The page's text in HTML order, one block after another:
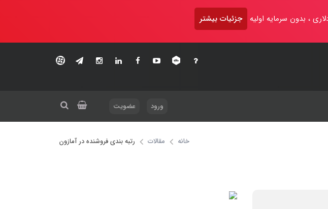
، بدون سرمایه اولیه جزئیات بیشتر
ورود عضویت
خانه مقالات رتبه بندی فروشنده در آمازون